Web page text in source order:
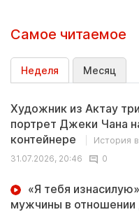
Самое читаемое
Неделя Месяц
Художник из Актау
портрет Джеки Чана
контейнере
История
31.07.2026, 20:46
0
«Я тебя
мужчины в отношении